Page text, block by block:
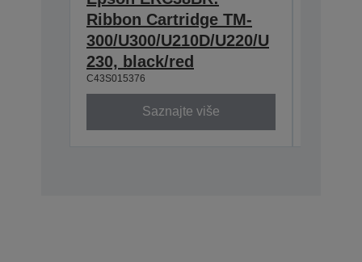
Ribbon Cartridge TM-
300/U300/U210D/U220/U
230, black/red
C43S015376
Saznajte više